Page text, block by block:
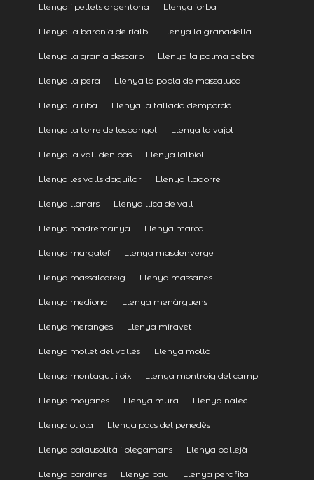
Llenya i pellets argentona Llenya jorba
Llenya la baronia de rialb Llenya la granadella
Llenya la granja descarp Llenya la palma debre
Llenya la pera Llenya la pobla de massaluca
Llenya la riba Llenya la tallada dempordà
Llenya la torre de lespanyol Llenya la vajol
Llenya la vall den bas Llenya lalbiol
Llenya les valls daguilar Llenya lladorre
Llenya llanars Llenya llica de vall
Llenya madremanya Llenya marca
Llenya margalef Llenya masdenverge
Llenya massalcoreig Llenya massanes
Llenya mediona Llenya menàrguens
Llenya meranges Llenya miravet
Llenya mollet del vallès Llenya molló
Llenya montagut i oix Llenya montroig del camp
Llenya moyanes Llenya mura Llenya nalec
Llenya oliola Llenya pacs del penedès
Llenya palausolità i plegamans Llenya pallejà
Llenya pardines Llenya pau Llenya perafita